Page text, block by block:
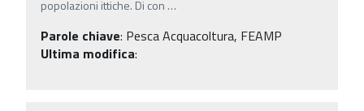
popolazioni ittiche. Di con …
Parole chiave: Pesca Acquacoltura, FEAMP
Ultima modifica: